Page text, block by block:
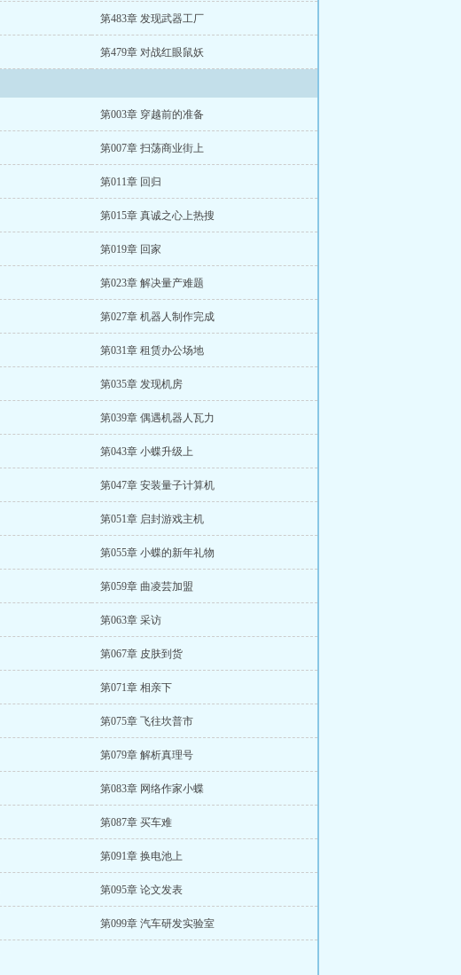
第483章 发现武器工厂
第479章 对战红眼鼠妖
第003章 穿越前的准备
第007章 扫荡商业街上
第011章 回归
第015章 真诚之心上热搜
第019章 回家
第023章 解决量产难题
第027章 机器人制作完成
第031章 租赁办公场地
第035章 发现机房
第039章 偶遇机器人瓦力
第043章 小蝶升级上
第047章 安装量子计算机
第051章 启封游戏主机
第055章 小蝶的新年礼物
第059章 曲凌芸加盟
第063章 采访
第067章 皮肤到货
第071章 相亲下
第075章 飞往坎普市
第079章 解析真理号
第083章 网络作家小蝶
第087章 买车难
第091章 换电池上
第095章 论文发表
第099章 汽车研发实验室